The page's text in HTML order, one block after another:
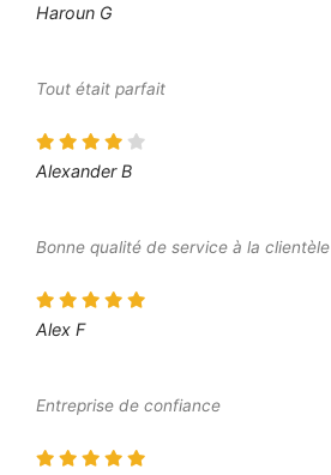
Haroun G
Tout était parfait
Alexander B
Bonne qualité de service à la clientèle
Alex F
Entreprise de confiance